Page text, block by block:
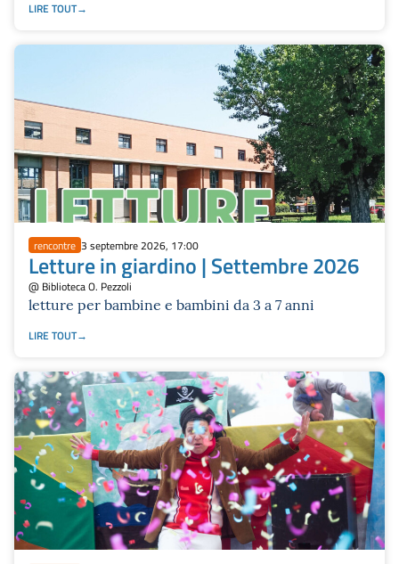
LIRE TOUT
rencontre 3 septembre 2026, 17:00
Letture in giardino | Settembre 2026
@ Biblioteca O. Pezzoli
letture per bambine e bambini da 3 a 7 anni
LIRE TOUT